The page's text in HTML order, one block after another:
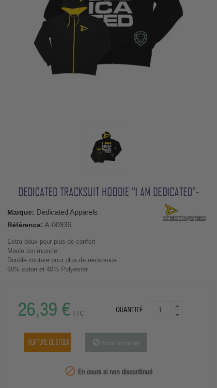
DEDICATED TRACKSUIT HOODIE "I AM DEDICATED"-
Marque: Dedicated Apparels
Référence: A-00936
Extra doux pour plus de confort
Moule ton muscle
Double couture pour plus de résistance
60% coton et 40% Polyester
26,39 € TTC QUANTITÉ
RUPTURE DE STOCK Produit indisponible
 En cours si non discontinué